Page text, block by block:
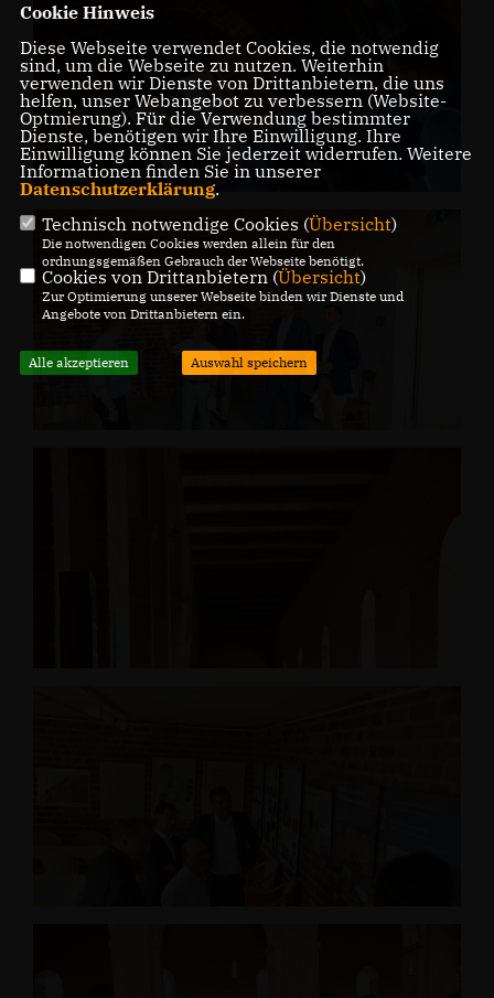
Cookie Hinweis
Diese Webseite verwendet Cookies, die notwendig
sind, um die Webseite zu nutzen. Weiterhin
verwenden wir Dienste von Drittanbietern, die uns
helfen, unser Webangebot zu verbessern (Website-
Optmierung). Für die Verwendung bestimmter
Dienste, benötigen wir Ihre Einwilligung. Ihre
Einwilligung können Sie jederzeit widerrufen. Weitere
Informationen finden Sie in unserer
Datenschutzerklärung.
Technisch notwendige Cookies (Übersicht)
Die notwendigen Cookies werden allein für den
ordnungsgemäßen Gebrauch der Webseite benötigt.
Cookies von Drittanbietern (Übersicht)
Zur Optimierung unserer Webseite binden wir Dienste und
Angebote von Drittanbietern ein.
Alle akzeptieren Auswahl speichern